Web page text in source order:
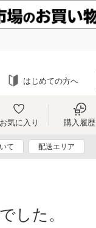
はじめての方へ
お気に入り 購入履歴
て 配送エリア
した。